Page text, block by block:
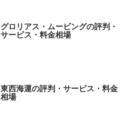
グロリアス・ムービングの評判・
サービス・料金相場
東西海運の評判・サービス・料金
相場